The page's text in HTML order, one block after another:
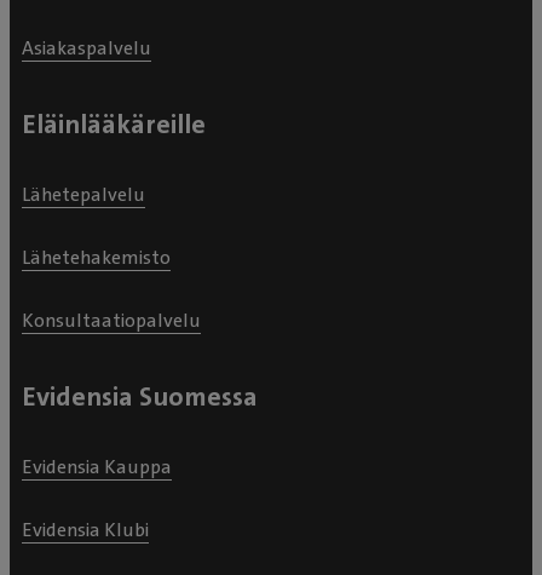
Asiakaspalvelu
Eläinlääkäreille
Lähetepalvelu
Lähetehakemisto
Konsultaatiopalvelu
Evidensia Suomessa
Evidensia Kauppa
Evidensia Klubi